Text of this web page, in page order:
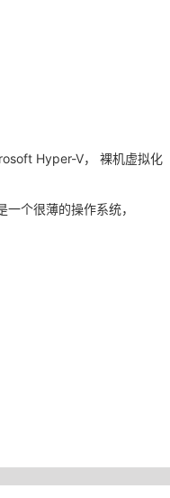
Hyper-V， 裸机虚拟化
个很薄的操作系统，